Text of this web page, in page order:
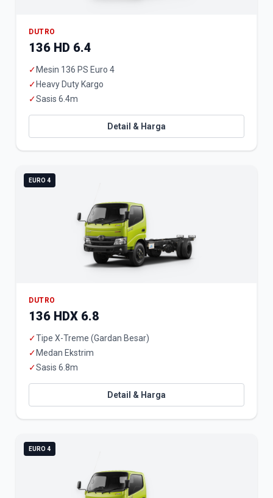
DUTRO
136 HD 6.4
✓ Mesin 136 PS Euro 4
✓ Heavy Duty Kargo
✓Sasis 6.4m
Detail & Harga
EURO 4
DUTRO
136 HDX 6.8
✓Tipe X-Treme (Gardan Besar)
✓ Medan Ekstrim
✓Sasis 6.8m
Detail & Harga
EURO 4